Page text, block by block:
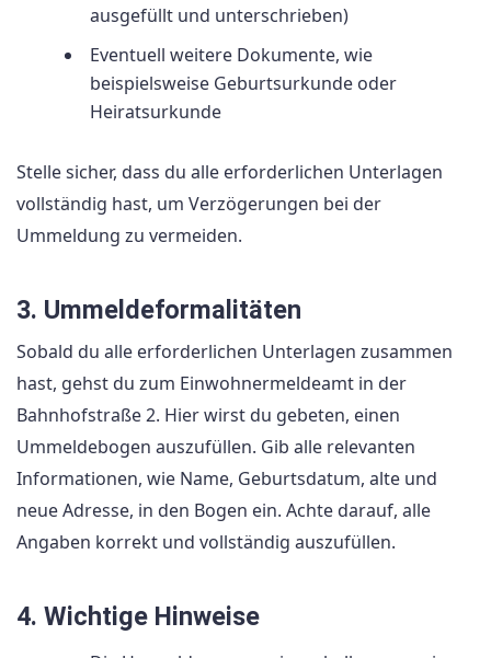
ausgefüllt und unterschrieben)
Eventuell weitere Dokumente, wie
beispielsweise Geburtsurkunde oder
Heiratsurkunde
Stelle sicher, dass du alle erforderlichen Unterlagen
vollständig hast, um Verzögerungen bei der
Ummeldung zu vermeiden.
3. Ummeldeformalitäten
Sobald du alle erforderlichen Unterlagen zusammen
hast, gehst du zum Einwohnermeldeamt in der
Bahnhofstraße 2. Hier wirst du gebeten, einen
Ummeldebogen auszufüllen. Gib alle relevanten
Informationen, wie Name, Geburtsdatum, alte und
neue Adresse, in den Bogen ein. Achte darauf, alle
Angaben korrekt und vollständig auszufüllen.
4. Wichtige Hinweise